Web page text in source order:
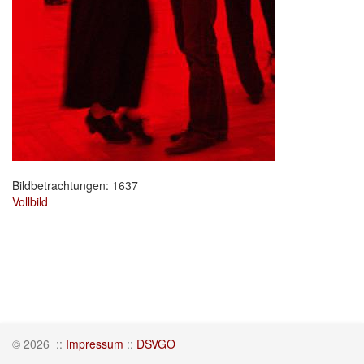
Bildbetrachtungen: 1637
Vollbild
© 2026 :: Impressum :: DSVGO